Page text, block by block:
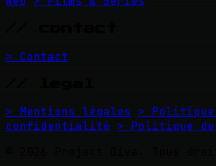
> Contact
> Mentions légales
> Politique
confidentialité > Politique de